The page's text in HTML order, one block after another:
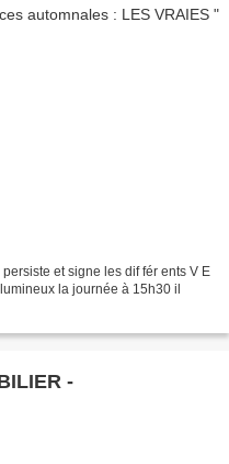
et signe les dif fér ents V E
la journée à 15h30 il
-